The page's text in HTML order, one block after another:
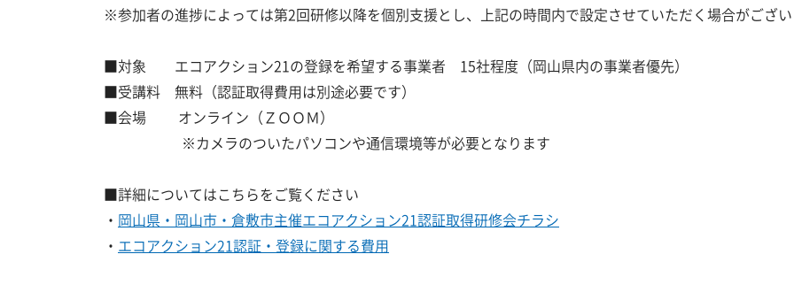
※参加者の進捗によっては第2回研修以降を個別支援とし、上記の時間内で設定させていただく場合がござ
■対象 エコアクション21の登録を希望する事業者 15社程度（岡山県内の事業者優先）
■受講料 無料（認証取得費用は別途必要です）
■会場 オンライン（ＺＯＯＭ）
※カメラのついたパソコンや通信環境等が必要となります
■詳細についてはこちらをご覧ください
・ 岡山県・岡山市・倉敷市主催エコアクション21認証取得研修会チラシ
・ エコアクション21認証・登録に関する費用